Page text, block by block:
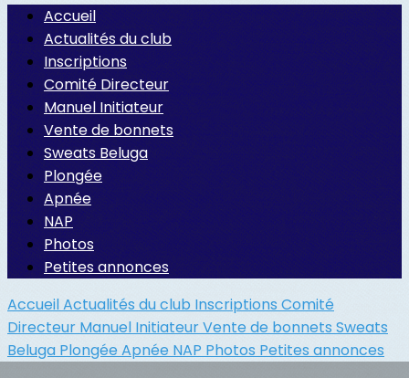
Accueil
Actualités du club
Inscriptions
Comité Directeur
Manuel Initiateur
Vente de bonnets
Sweats Beluga
Plongée
Apnée
NAP
Photos
Petites annonces
AccueilActualités du club Inscriptions Comité
Directeur Manuel InitiateurVente de bonnets Sweats
Beluga Plongée Apnée NAP Photos Petites annonces